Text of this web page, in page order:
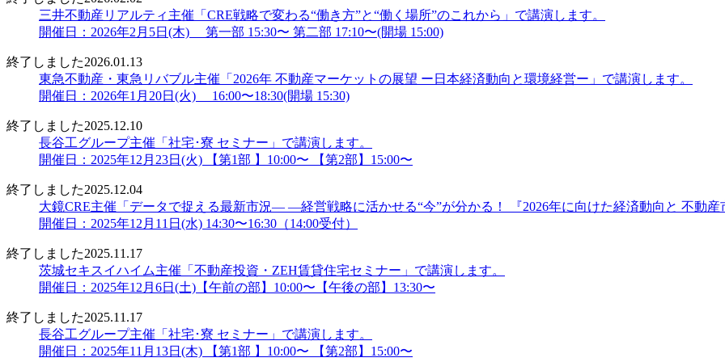
三井不動産リアルティ主催「CRE戦略で変わる“働き方”と“働く場所”のこれから」で講演します。
開催日：2026年2月5日(木) 第一部 15:30〜 第二部 17:10〜(開場 15:00)
終了しました2026.01.13
東急不動産・東急リバブル主催「2026年 不動産マーケットの展望 ー日本経済動向と環境経営ー」で講演します。
開催日：2026年1月20日(火) 16:00〜18:30(開場 15:30)
終了しました2025.12.10
長谷工グループ主催「社宅･寮 セミナー」で講演します。
開催日：2025年12月23日(火) 【第1部 】10:00〜 【第2部】15:00〜
終了しました2025.12.04
大鏡CRE主催「データで捉える最新市況― ―経営戦略に活かせる“今”が分かる！ 『2026年に向けた経済動向と 不動産
開催日：2025年12月11日(水) 14:30〜16:30（14:00受付）
終了しました2025.11.17
茨城セキスイハイム主催「不動産投資・ZEH賃貸住宅セミナー」で講演します。
開催日：2025年12月6日(土)【午前の部】10:00〜【午後の部】13:30〜
終了しました2025.11.17
長谷工グループ主催「社宅･寮 セミナー」で講演します。
開催日：2025年11月13日(木) 【第1部 】10:00〜 【第2部】15:00〜